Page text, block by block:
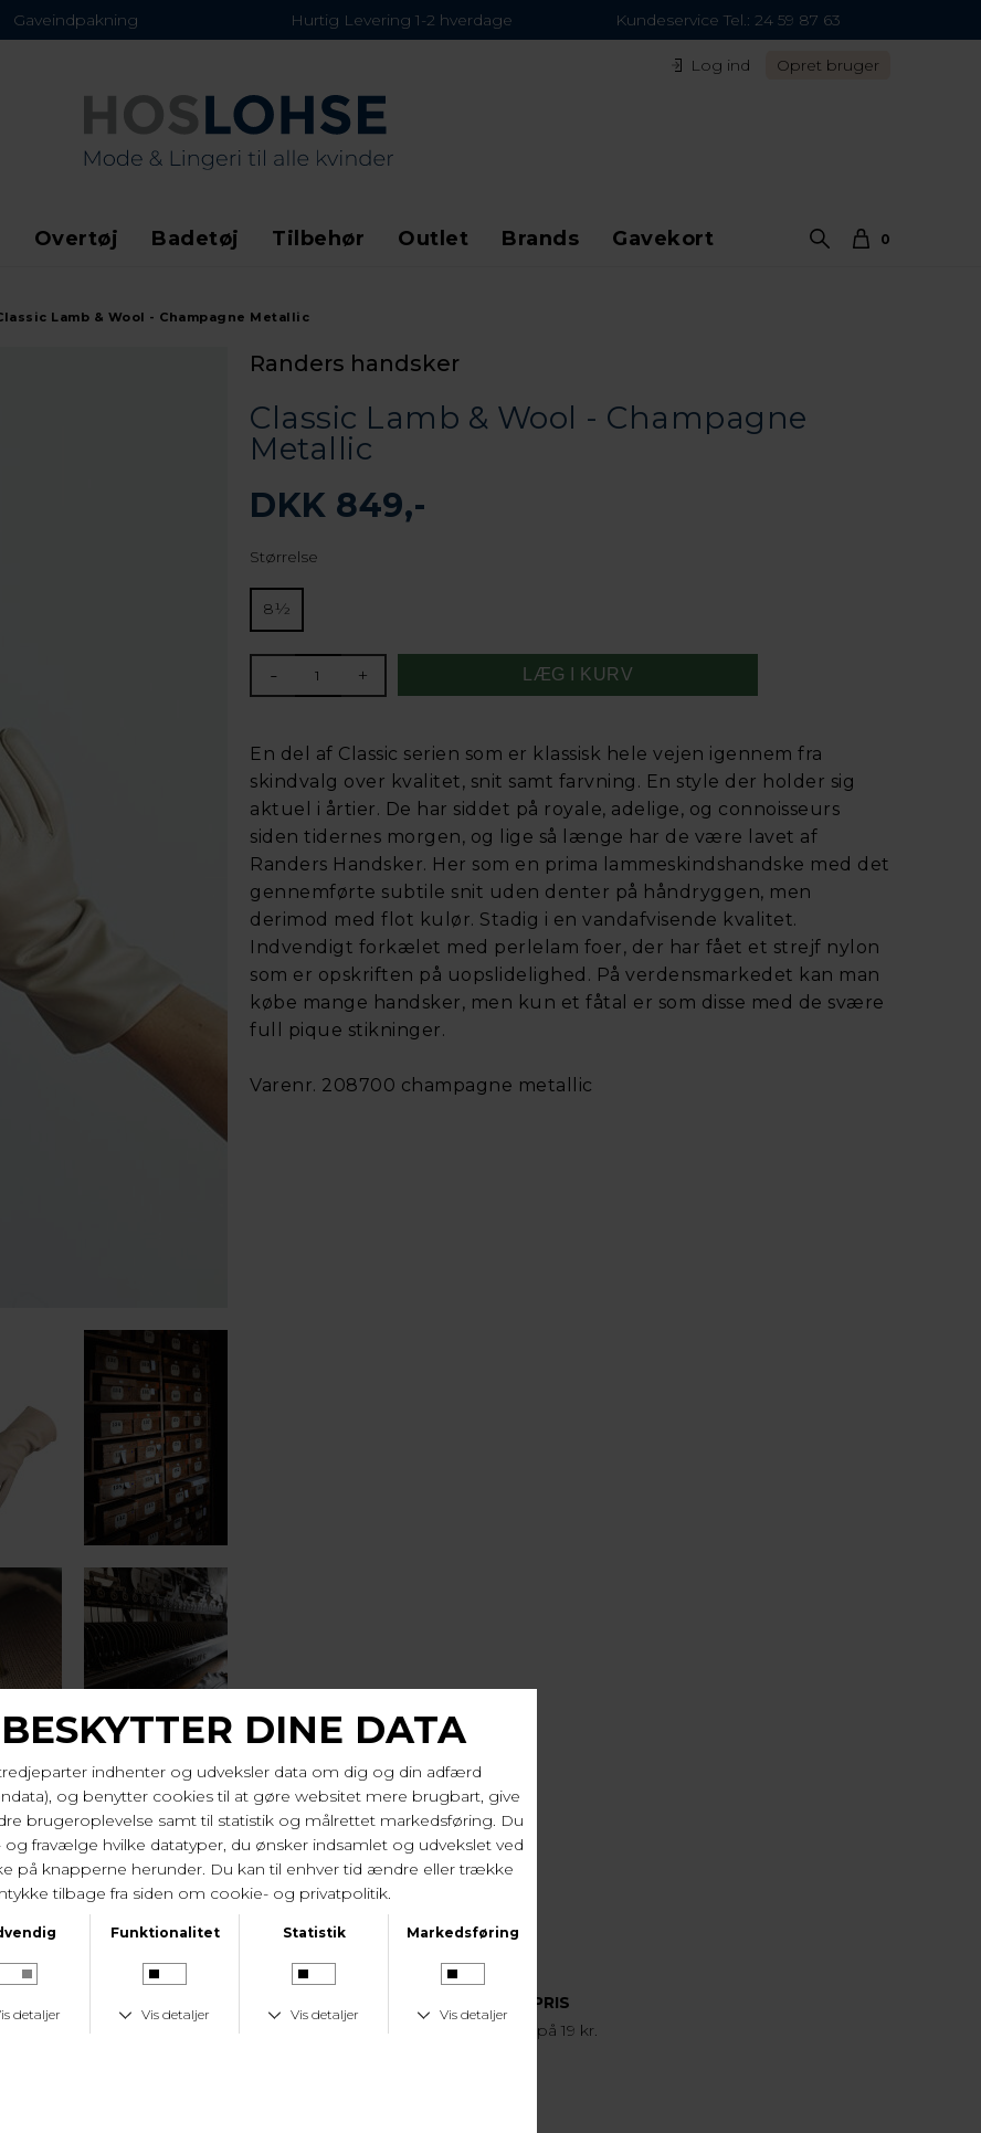
Gaveindpakning Hurtig Levering 1-2 hverdage Kundeservice Tel.: 24 59 87 63
Log ind Opret bruger
Overtøj Badetøj Tilbehør Outlet Brands Gavekort 0
Lamb & Wool - Champagne Metallic
Randers handsker
Classic Lamb & Wool - Champagne
Metallic
DKK 849,-
Størrelse
8½
- +
En del af Classic serien som er klassisk hele vejen igennem fra
skindvalg over kvalitet, snit samt farvning. En style der holder sig
aktuel i årtier. De har siddet på royale, adelige, og connoisseurs
siden tidernes morgen, og lige så længe har de være lavet af
Randers Handsker. Her som en prima lammeskindshandske med det
gennemførte subtile snit uden denter på håndryggen, men
derimod med flot kulør. Stadig i en vandafvisende kvalitet.
Indvendigt forkælet med perlelam foer, der har fået et strejf nylon
som er opskriften på uopslidelighed. På verdensmarkedet kan man
købe mange handsker, men kun et fåtal er som disse med de svære
full pique stikninger.
Varenr. 208700 champagne metallic
KUNDESERVICE
Tlf. 24 59 87 63
LAV FRAGTPRIS
Fast lav fragtpris på 19 kr.